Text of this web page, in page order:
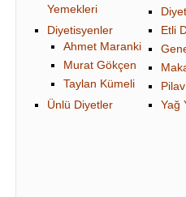
Yemekleri
Diyetisyenler
Ahmet Maranki
Murat Gökçen
Taylan Kümeli
Etli
Ünlü Diyetler
Yağ